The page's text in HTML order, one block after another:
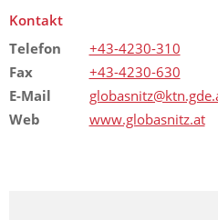
Kontakt
Telefon
+43-4230-310
Fax
+43-4230-630
E-Mail
Web
www.globasnitz.at